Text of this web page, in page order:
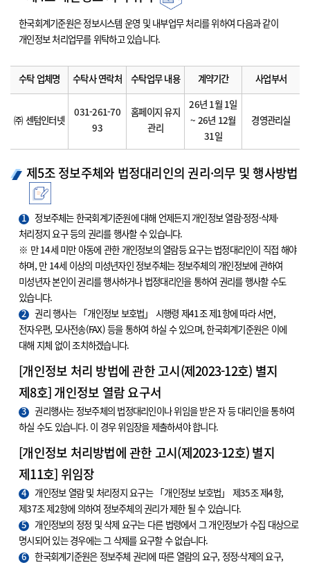
한국회계기준원은 정보시스템 운영 및 내부업무 처리를 위하여 다음과 같이
개인정보 처리업무를 위탁하고 있습니다.
수탁 업체명 수탁사 연락처 수탁업무 내용 계약기간 사업부서
㈜ 센텀인터넷
031-261-70
93
홈페이지 유지
관리
26년 1월 1일
~ 26년 12월
31일
경영관리실
제5조 정보주체와 법정대리인의 권리·의무 및 행사방법
1
정보주체는 한국회계기준원에 대해 언제든지 개인정보 열람·정정·삭제·
처리정지 요구 등의 권리를 행사할 수 있습니다.
※ 만 14세 미만 아동에 관한 개인정보의 열람등 요구는 법정대리인이 직접 해야
하며, 만 14세 이상의 미성년자인 정보주체는 정보주체의 개인정보에 관하여
미성년자 본인이 권리를 행사하거나 법정대리인을 통하여 권리를 행사할 수도
있습니다.
2
권리 행사는 「개인정보 보호법」 시행령 제41조 제1항에 따라 서면,
전자우편, 모사전송(FAX) 등을 통하여 하실 수 있으며, 한국회계기준원은 이에
대해 지체 없이 조치하겠습니다.
[개인정보 처리 방법에 관한 고시(제2023-12호) 별지
제8호] 개인정보 열람 요구서
3
권리행사는 정보주체의 법정대리인이나 위임을 받은 자 등 대리인을 통하여
하실 수도 있습니다. 이 경우 위임장을 제출하셔야 합니다.
[개인정보 처리방법에 관한 고시(제2023-12호) 별지
제11호] 위임장
4
개인정보 열람 및 처리정지 요구는 「개인정보 보호법」 제35조 제4항,
제37조 제2항에 의하여 정보주체의 권리가 제한 될 수 있습니다.
5
개인정보의 정정 및 삭제 요구는 다른 법령에서 그 개인정보가 수집 대상으로
명시되어 있는 경우에는 그 삭제를 요구할 수 없습니다.
6
한국회계기준원은 정보주체 권리에 따른 열람의 요구, 정정·삭제의 요구,